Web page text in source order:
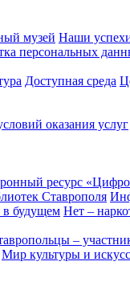
музей Наши
персональных
Доступная среда
оказания услуг
ресурс
Ставрополя
в будущем Нет –
–
Мир культуры и